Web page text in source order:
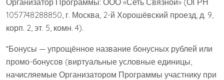
1057748288850, г. Москва, 2-й Хорошёвский проезд, д. 9,
корп. 2, эт. 5, комн. 4).
*Бонусы — упрощённое название бонусных рублей или
промо-бонусов (виртуальные условные единицы,
начисляемые Организатором Программы участнику при